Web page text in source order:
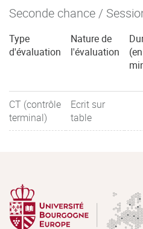
Seconde chance /
Type
d'évaluation
Nature de
l'évaluation
(en
CT (contrôle
terminal)
Ecrit sur
table